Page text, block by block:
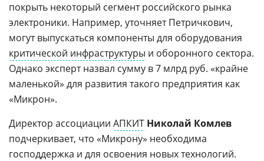
покрыть некоторый сегмент российского рынка
электроники. Например, уточняет Петричкович,
могут выпускаться компоненты для оборудования
критической инфраструктуры и оборонного сектора.
Однако эксперт назвал сумму в 7 млрд руб. «крайне
маленькой» для развития такого предприятия как
«Микрон».
Директор ассоциации АПКИТ Николай Комлев
подчеркивает, что «Микрону» необходима
господдержка и для освоения новых технологий.